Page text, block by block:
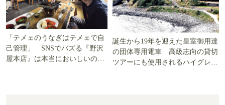
「テメェのうなぎはテメェで自
己管理」 SNSでバズる『野沢
屋本店』は本当においしいの
誕生から19年を迎えた皇室御用達
の団体専用電車 高級志向の貸切
ツアーにも使用されるハイグレー